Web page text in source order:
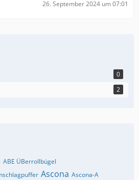
26. September 2024 um 07:01
0
2
ABE ÜBerrollbügel
Ascona Ascona-A